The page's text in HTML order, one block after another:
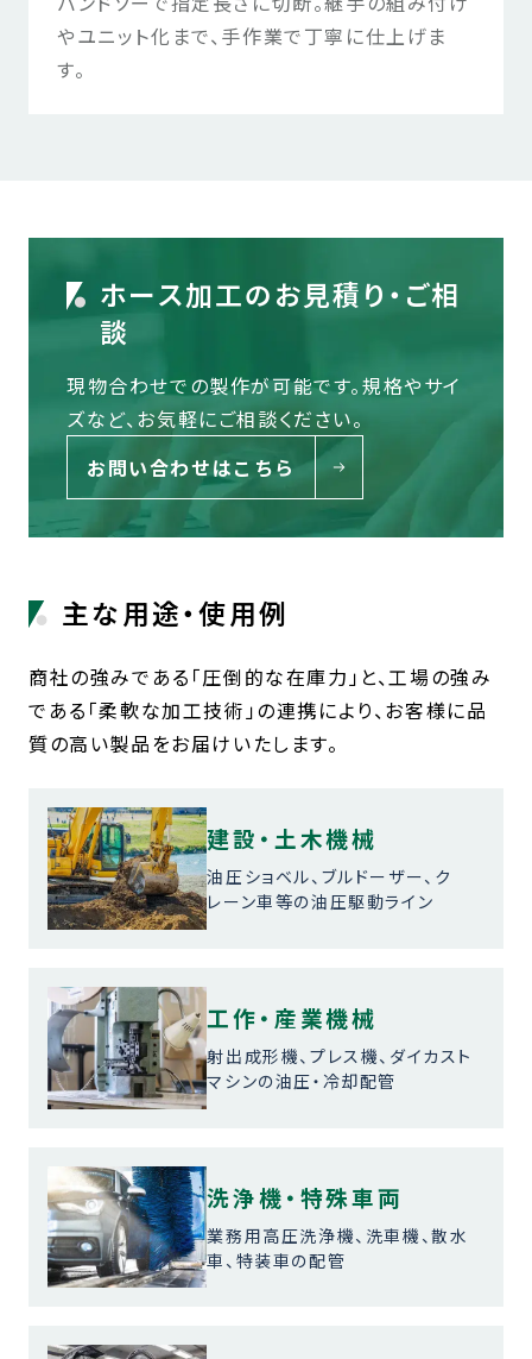
やユニット化まで、手作業で丁寧に仕上げま
す。
ホース加工のお見積り・ご相
談
現物合わせでの製作が可能です。規格やサイ
ズなど、お気軽にご相談ください。
お問い合わせはこちら
主な用途・使用例
商社の強みである「圧倒的な在庫力」と、工場の強み
である「柔軟な加工技術」の連携により、お客様に品
質の高い製品をお届けいたします。
建設・土木機械
油圧ショベル、ブルドーザー、ク
レーン車等の油圧駆動ライン
工作・産業機械
射出成形機、プレス機、ダイカスト
マシンの油圧・冷却配管
洗浄機・特殊車両
業務用高圧洗浄機、洗車機、散水
車、特装車の配管